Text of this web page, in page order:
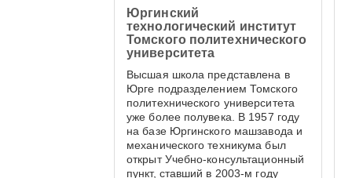
Юргинский
технологический институт
Томского политехнического
университета
Высшая школа представлена в
Юрге подразделением Томского
политехнического университета
уже более полувека. В 1957 году
на базе Юргинского машзавода и
механического техникума был
открыт Учебно-консультационный
пункт, ставший в 2003-м году